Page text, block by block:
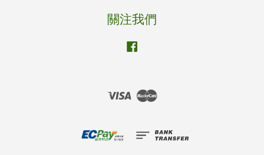
關注我們
Visa Master